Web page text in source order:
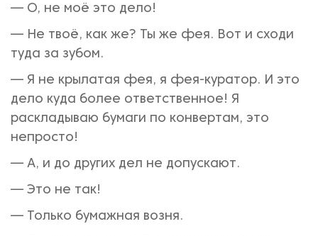
— О, не моё это дело!
— Не твоё, как же? Ты же фея. Вот и сходи
туда за зубом.
— Я не крылатая фея, я фея-куратор. И это
дело куда более ответственное! Я
раскладываю бумаги по конвертам, это
непросто!
— А, и до других дел не допускают.
— Это не так!
— Только бумажная возня.